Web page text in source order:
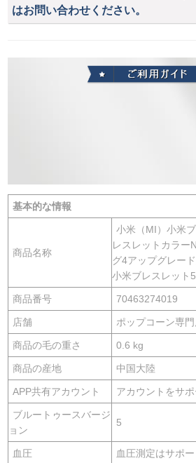
はお問い合わせください。
基本的な情報
商品名称
小米（MI）小米
レスレットカラー
グ4アップグレー
小米ブレスレット
商品番号 70463274019
店舗 ポップコーン専門
商品の毛の重さ 0.6 kg
商品の産地 中国大陸
APP共有アカウント アカウントをサ
ブルートゥースバージ
ョン
5
血圧 血圧測定はサポ